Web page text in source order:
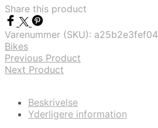
Share this product
Varenummer (SKU): a25b2e3fef04
Bikes
Previous Product
Next Product
Beskrivelse
Yderligere information